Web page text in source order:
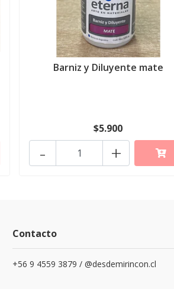
Barniz y Diluyente mate
$5.900
+
-
Contacto
+56 9 4559 3879 / @desdemirincon.cl